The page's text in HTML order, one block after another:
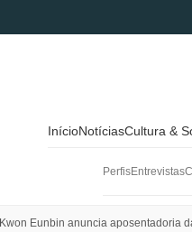
InícioNotíciasCultura &
PerfisEntrevistas
Kwon Eunbin anuncia aposentadoria